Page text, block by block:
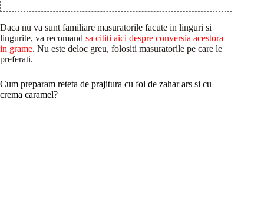
Daca nu va sunt familiare masuratorile facute in linguri si
lingurite, va recomand sa cititi aici despre conversia acestora
in grame. Nu este deloc greu, folositi masuratorile pe care le
preferati.
Cum preparam reteta de prajitura cu foi de zahar ars si cu
crema caramel?